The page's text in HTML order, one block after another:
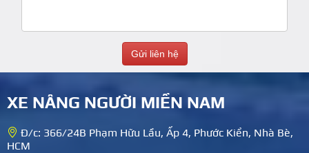
XE NÂNG NGƯỜI MIỀN NAM
Đ/c: 366/24B Phạm Hữu Lầu, Ấp 4, Phước Kiển, Nhà Bè,
HCM